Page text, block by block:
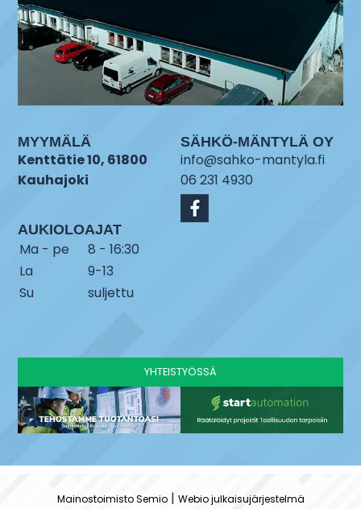
MYYMÄLÄ
Kenttätie 10, 61800
Kauhajoki
AUKIOLOAJAT
Ma - pe
8 - 16:30
La
9-13
Su
suljettu
SÄHKÖ-MÄNTYLÄ OY
info@sahko-mantyla.fi
06 231 4930
YHTEISTYÖSSÄ
Mainostoimisto Semio| Webio julkaisujärjestelmä